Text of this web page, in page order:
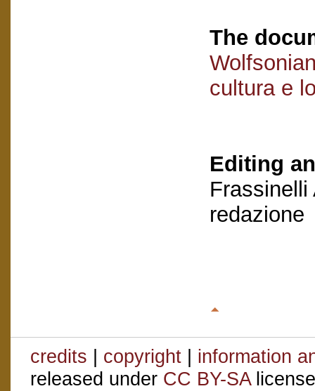
The
cultura e
Editing
redazione
credits | copyright | information
released under CC BY-SA